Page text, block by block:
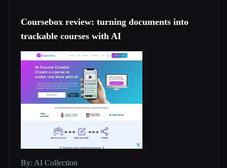
Coursebox review: turning documents into
trackable courses with AI
By: AI Collection